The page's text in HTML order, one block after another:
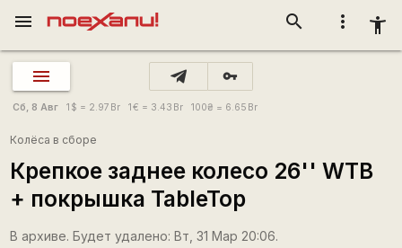
more_vert accessibility_new
search
menu
vpn_key
Сб, 8 Авг 1 $ = 2.97 Br 1€ = 3.43 Br 100₴ = 6.65 Br
Колёса в сборе
Крепкое заднее колесо 26'' WTB
+ покрышка TableTop
В архиве. Будет удалено: Вт, 31 Мар 20:06.